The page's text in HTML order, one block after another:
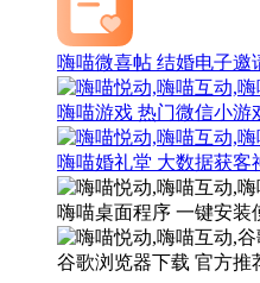
嗨喵微喜帖 结婚电子邀
嗨喵游戏 热门微信小游
嗨喵婚礼堂 大数据获客
嗨喵桌面程序 一键安装
谷歌浏览器下载 官方推